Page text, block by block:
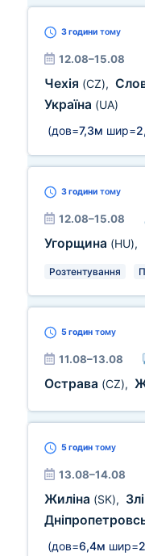
3 години тому
12.08–15.08
Чехія (CZ),
Україна (UA)
(дов=7,3м шир=
3 години тому
12.08–15.08
Угорщина (HU),
Розтентування
5 годин тому
11.08–13.08
Острава (CZ),
5 годин тому
13.08–14.08
Жиліна (SK),
(дов=6,4м шир=